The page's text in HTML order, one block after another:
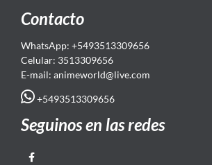
Contacto
WhatsApp: +5493513309656
Celular: 3513309656
E-mail: animeworld@live.com
+5493513309656
Seguinos en las redes